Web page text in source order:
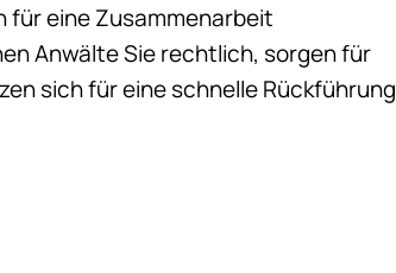
für eine Zusammenarbeit
Anwälte Sie rechtlich, sorgen für
sich für eine schnelle Rückführung